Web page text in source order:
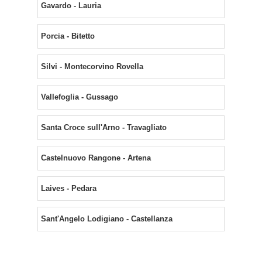
Gavardo - Lauria
Porcia - Bitetto
Silvi - Montecorvino Rovella
Vallefoglia - Gussago
Santa Croce sull'Arno - Travagliato
Castelnuovo Rangone - Artena
Laives - Pedara
Sant'Angelo Lodigiano - Castellanza